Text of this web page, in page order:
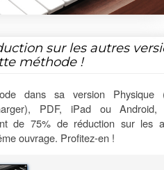
sur les autres
méthode !
dans sa version Physique
PDF, iPad ou Android,
de 75% de réduction sur les
ouvrage. Profitez-en !